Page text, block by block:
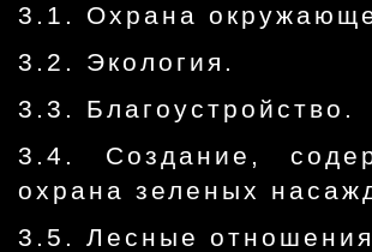
3.1. Охрана
3.2. Экология.
3.3. Благоустройство.
3.4. Создание,
охрана зеленых
3.5. Лесные